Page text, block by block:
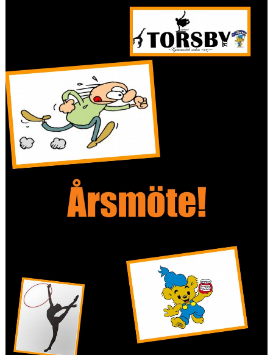
BILDGALLERI
VÅRA GRUPPER/LEDARE
ANMÄLNINGAR